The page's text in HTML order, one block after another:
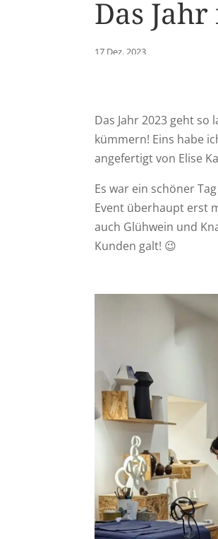
Das
17 Dez. 2023
Das Jahr 2023 geht
kümmern! Eins habe
angefertigt von Elise
Es war ein schöner
Event überhaupt erst
auch Glühwein und
Kunden galt! 😉